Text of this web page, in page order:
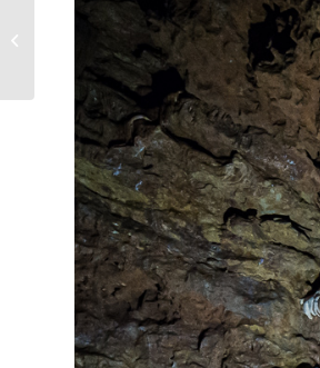
Explo aux Barthasses